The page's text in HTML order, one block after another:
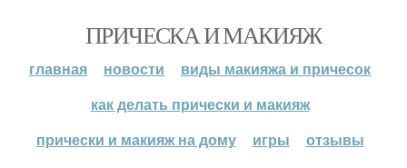
ПРИЧЕСКА И МАКИЯЖ
главная новости
виды макияжа и причесок
как делать прически и макияж
прически и макияж на дому
игры отзывы